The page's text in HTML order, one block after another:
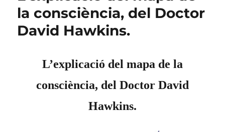
la consciència, del Doctor
David Hawkins.
L’explicació del mapa de la
consciència, del Doctor David
Hawkins.